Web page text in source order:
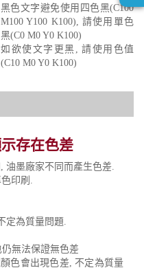
黑色文字避免使用四色黑(C100
M100 Y100 K100), 請使用單色
黑(C0 M0 Y0 K100)
如欲使文字更黑, 請使用色值
(C10 M0 Y0 K100)
存在色差
油墨廠家不同而產生色差.
印刷.
定為質量問題.
無法保證無色差
色會出現色差, 不定為質量